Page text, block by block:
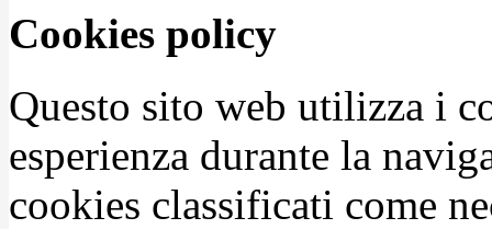
Cookies policy
Questo sito web utilizza i
esperienza durante la
cookies classificati come